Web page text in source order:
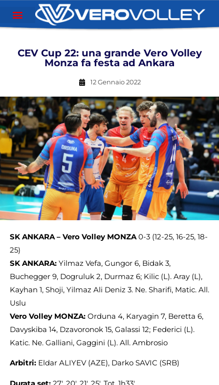
CEV Cup 22: una grande Vero Volley
Monza fa festa ad Ankara
12 Gennaio 2022
SK ANKARA – Vero Volley MONZA0-3 (12-25, 16-25, 18-
25)
SK ANKARA: Yilmaz Vefa, Gungor 6, Bidak 3,
Buchegger 9, Dogruluk 2, Durmaz 6; Kilic (L). Aray (L),
Kayhan 1, Shoji, Yilmaz Ali Deniz 3. Ne. Sharifi, Matic. All.
Uslu
Vero Volley MONZA: Orduna 4, Karyagin 7, Beretta 6,
Davyskiba 14, Dzavoronok 15, Galassi 12; Federici (L).
Katic. Ne. Galliani, Gaggini (L). All. Ambrosio
Arbitri: Eldar ALIYEV (AZE), Darko SAVIC (SRB)